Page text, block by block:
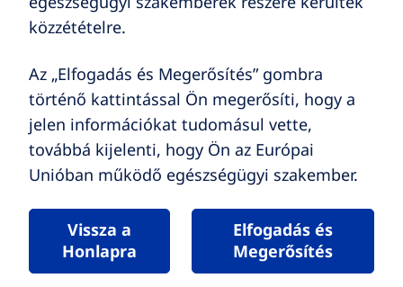
közzétételre.
Az „Elfogadás és Megerősítés” gombra
történő kattintással Ön megerősíti, hogy a
jelen információkat tudomásul vette,
továbbá kijelenti, hogy Ön az Európai
Unióban működő egészségügyi szakember.
Vissza a
Honlapra
Elfogadás és
Megerősítés